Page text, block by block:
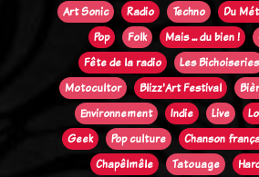
Art Sonic
Radio Techno Du
Pop
Folk Mais ... du bien !
Fête de la radio
Les Bichoiseries
Motocultor
Blizz'Art Festival
Environnement
Indie Live
Geek
Pop culture Chanson
Chapêlmêle
Tatouage